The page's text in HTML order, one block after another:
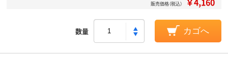
販売価格（税込）
数量 カゴへ